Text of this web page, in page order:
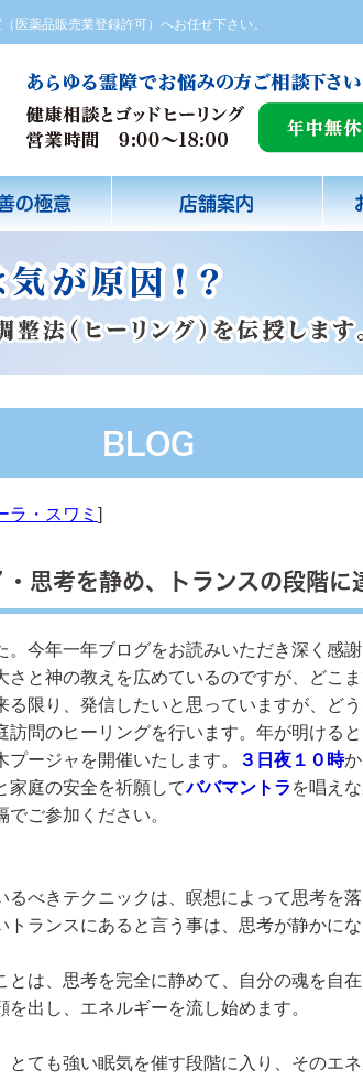
医薬品販売業登録許可）へお任せ下さい。
の極意 店舗案内
BLOG
ラ・スワミ ]
思考を静め、トランスの段階に
。今年一年ブログをお読みいただき深く感
と神の教えを広めているのですが、どこま
る限り、発信したいと思っていますが、ど
訪問のヒーリングを行います。年が明ける
ージャを開催いたします。
３日夜１０時
家庭の安全を祈願してババマントラ を唱え
ご参加ください。
べきテクニックは、瞑想によって思考を
ランスにあると言う事は、思考が静かにな
は、思考を完全に静めて、自分の魂を自
出し、エネルギーを流し始めます。
ても強い眠気を催す段階に入り、そのエ